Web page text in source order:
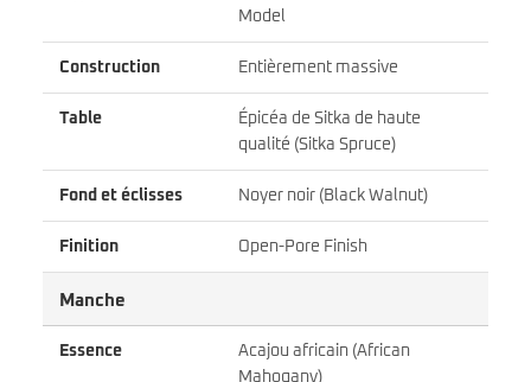
Model
Construction Entièrement massive
Table
Épicéa de Sitka de haute
qualité (Sitka Spruce)
Fond et éclisses Noyer noir (Black Walnut)
Finition Open-Pore Finish
Manche
Essence
Acajou africain (African
Mahogany)